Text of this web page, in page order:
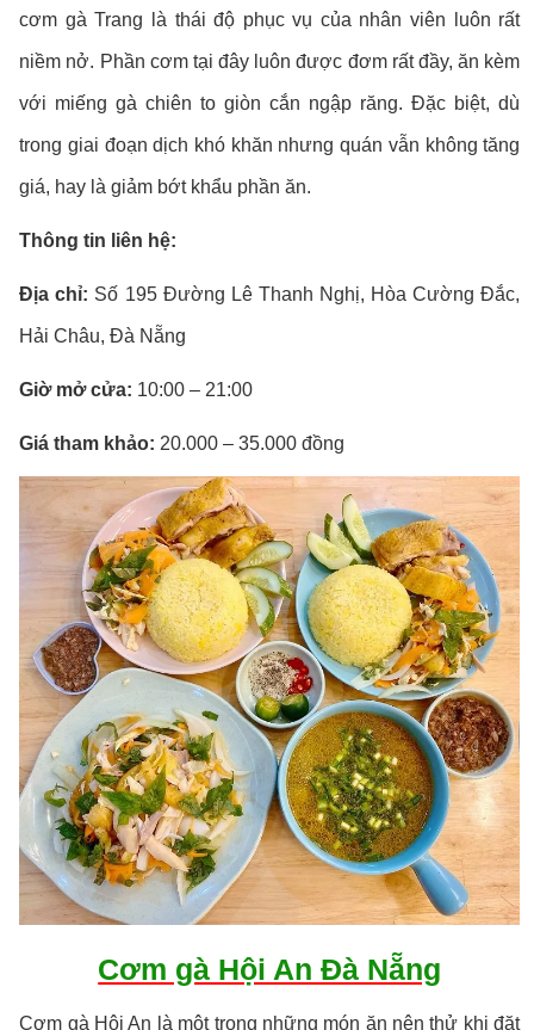
cơm gà Trang là thái độ phục vụ của nhân viên luôn rất
niềm nở. Phần cơm tại đây luôn được đơm rất đầy, ăn kèm
với miếng gà chiên to giòn cắn ngập răng. Đặc biệt, dù
trong giai đoạn dịch khó khăn nhưng quán vẫn không tăng
giá, hay là giảm bớt khẩu phần ăn.
Thông tin liên hệ:
Địa chỉ: Số 195 Đường Lê Thanh Nghị, Hòa Cường Đắc,
Hải Châu, Đà Nẵng
Giờ mở cửa: 10:00 – 21:00
Giá tham khảo: 20.000 – 35.000 đồng
Cơm gà Hội An Đà Nẵng
Cơm gà Hội An là một trong những món ăn nên thử khi đặt